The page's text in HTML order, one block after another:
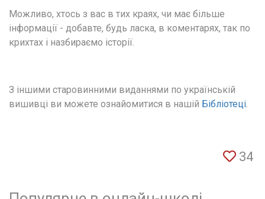
Можливо, хтось з вас в тих краях, чи має більше
інформації - добавте, будь ласка, в коментарях, так по
крихтах і назбираємо історії.
З іншими старовинними виданнями по українській
вишивці ви можете ознайомитися в нашій Бібліотеці.
34